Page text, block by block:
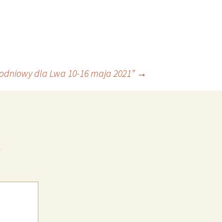
dla Lwa 10-16 maja 2021” →